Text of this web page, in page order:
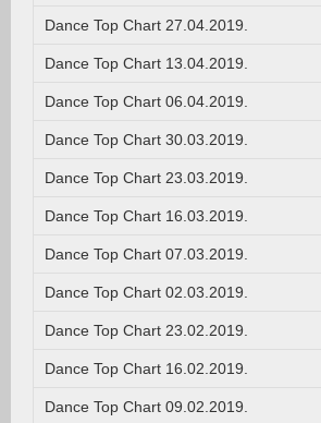
Dance Top Chart 27.04.2019.
Dance Top Chart 13.04.2019.
Dance Top Chart 06.04.2019.
Dance Top Chart 30.03.2019.
Dance Top Chart 23.03.2019.
Dance Top Chart 16.03.2019.
Dance Top Chart 07.03.2019.
Dance Top Chart 02.03.2019.
Dance Top Chart 23.02.2019.
Dance Top Chart 16.02.2019.
Dance Top Chart 09.02.2019.